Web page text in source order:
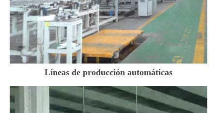
Líneas de producción automáticas